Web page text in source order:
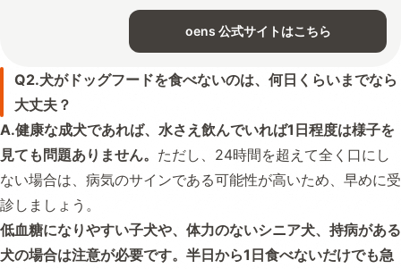
oens 公式サイトはこちら
Q2.犬がドッグフードを食べないのは、何日くらいまでなら
大丈夫？
A.健康な成犬であれば、水さえ飲んでいれば1日程度は様子を
見ても問題ありません。 ただし、24時間を超えて全く口にし
ない場合は、病気のサインである可能性が高いため、早めに受
診しましょう。
低血糖になりやすい子犬や、体力のないシニア犬、持病がある
犬の場合は注意が必要です。半日から1日食べないだけでも急